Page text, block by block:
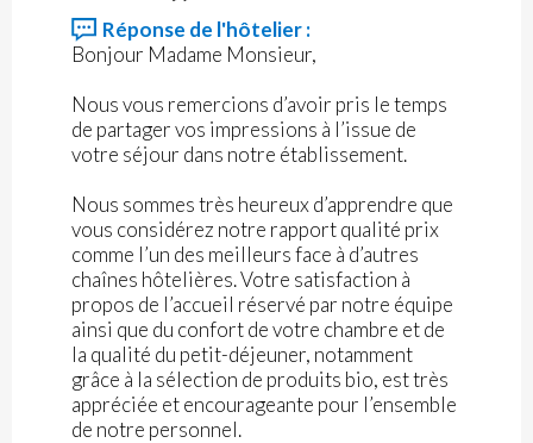
Réponse de l'hôtelier :
Bonjour Madame Monsieur,
Nous vous remercions d’avoir pris le temps
de partager vos impressions à l’issue de
votre séjour dans notre établissement.
Nous sommes très heureux d’apprendre que
vous considérez notre rapport qualité prix
comme l’un des meilleurs face à d’autres
chaînes hôtelières. Votre satisfaction à
propos de l’accueil réservé par notre équipe
ainsi que du confort de votre chambre et de
la qualité du petit-déjeuner, notamment
grâce à la sélection de produits bio, est très
appréciée et encourageante pour l’ensemble
de notre personnel.